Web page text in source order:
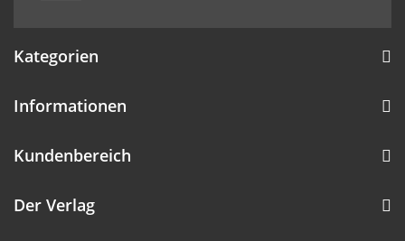
Kategorien
Informationen
Kundenbereich
Der Verlag